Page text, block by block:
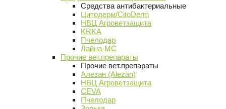
Средства антибактериальные
Цитодерм/CitoDerm
НВЦ Агроветзащита
KRKA
Пчелодар
Лайна-МС
Прочие вет.препараты
Прочие вет.препараты
Алезан (Alezan)
НВЦ Агроветзащита
CEVA
Пчелодар